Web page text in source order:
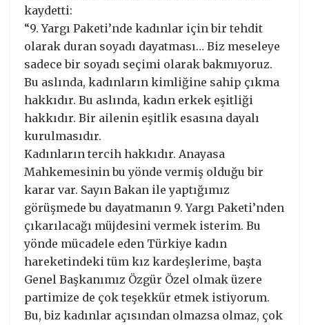
kaydetti:
“9. Yargı Paketi’nde kadınlar için bir tehdit
olarak duran soyadı dayatması… Biz meseleye
sadece bir soyadı seçimi olarak bakmıyoruz.
Bu aslında, kadınların kimliğine sahip çıkma
hakkıdır. Bu aslında, kadın erkek eşitliği
hakkıdır. Bir ailenin eşitlik esasına dayalı
kurulmasıdır.
Kadınların tercih hakkıdır. Anayasa
Mahkemesinin bu yönde vermiş olduğu bir
karar var. Sayın Bakan ile yaptığımız
görüşmede bu dayatmanın 9. Yargı Paketi’nden
çıkarılacağı müjdesini vermek isterim. Bu
yönde mücadele eden Türkiye kadın
hareketindeki tüm kız kardeşlerime, başta
Genel Başkanımız Özgür Özel olmak üzere
partimize de çok teşekkür etmek istiyorum.
Bu, biz kadınlar açısından olmazsa olmaz, çok